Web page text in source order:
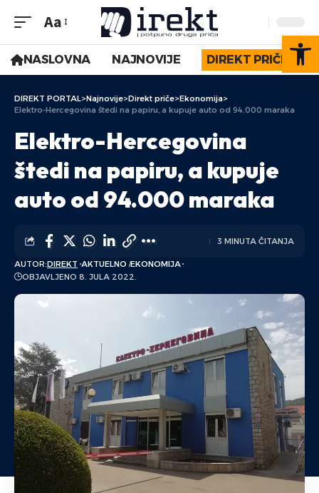
Aa
NASLOVNA NAJNOVIJE DIREKT PRIČE
DIREKT PORTAL>Najnovije>Direkt priče>Ekonomija>
Elektro-Hercegovina štedi na papiru, a kupuje auto od 94.000 maraka
Elektro-Hercegovina
štedi na papiru, a kupuje
auto od 94.000 maraka
AUTOR:DIREKT AKTUELNO EKONOMIJA
OBJAVLJENO 8. JULA 2022.
3 MINUTA ČITANJA